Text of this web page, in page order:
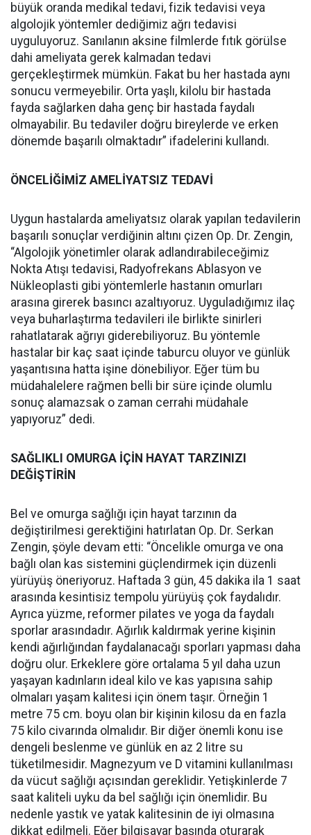
büyük oranda medikal tedavi, fizik tedavisi veya
algolojik yöntemler dediğimiz ağrı tedavisi
uyguluyoruz. Sanılanın aksine filmlerde fıtık görülse
dahi ameliyata gerek kalmadan tedavi
gerçekleştirmek mümkün. Fakat bu her hastada aynı
sonucu vermeyebilir. Orta yaşlı, kilolu bir hastada
fayda sağlarken daha genç bir hastada faydalı
olmayabilir. Bu tedaviler doğru bireylerde ve erken
dönemde başarılı olmaktadır” ifadelerini kullandı.
ÖNCELİĞİMİZ AMELİYATSIZ TEDAVİ
Uygun hastalarda ameliyatsız olarak yapılan tedavilerin
başarılı sonuçlar verdiğinin altını çizen Op. Dr. Zengin,
“Algolojik yönetimler olarak adlandırabileceğimiz
Nokta Atışı tedavisi, Radyofrekans Ablasyon ve
Nükleoplasti gibi yöntemlerle hastanın omurları
arasına girerek basıncı azaltıyoruz. Uyguladığımız ilaç
veya buharlaştırma tedavileri ile birlikte sinirleri
rahatlatarak ağrıyı giderebiliyoruz. Bu yöntemle
hastalar bir kaç saat içinde taburcu oluyor ve günlük
yaşantısına hatta işine dönebiliyor. Eğer tüm bu
müdahalelere rağmen belli bir süre içinde olumlu
sonuç alamazsak o zaman cerrahi müdahale
yapıyoruz” dedi.
SAĞLIKLI OMURGA İÇİN HAYAT TARZINIZI
DEĞİŞTİRİN
Bel ve omurga sağlığı için hayat tarzının da
değiştirilmesi gerektiğini hatırlatan Op. Dr. Serkan
Zengin, şöyle devam etti: “Öncelikle omurga ve ona
bağlı olan kas sistemini güçlendirmek için düzenli
yürüyüş öneriyoruz. Haftada 3 gün, 45 dakika ila 1 saat
arasında kesintisiz tempolu yürüyüş çok faydalıdır.
Ayrıca yüzme, reformer pilates ve yoga da faydalı
sporlar arasındadır. Ağırlık kaldırmak yerine kişinin
kendi ağırlığından faydalanacağı sporları yapması daha
doğru olur. Erkeklere göre ortalama 5 yıl daha uzun
yaşayan kadınların ideal kilo ve kas yapısına sahip
olmaları yaşam kalitesi için önem taşır. Örneğin 1
metre 75 cm. boyu olan bir kişinin kilosu da en fazla
75 kilo civarında olmalıdır. Bir diğer önemli konu ise
dengeli beslenme ve günlük en az 2 litre su
tüketilmesidir. Magnezyum ve D vitamini kullanılması
da vücut sağlığı açısından gereklidir. Yetişkinlerde 7
saat kaliteli uyku da bel sağlığı için önemlidir. Bu
nedenle yastık ve yatak kalitesinin de iyi olmasına
dikkat edilmeli. Eğer bilgisayar başında oturarak